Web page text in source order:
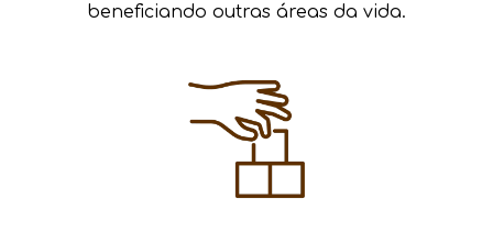
beneficiando outras áreas da vida.